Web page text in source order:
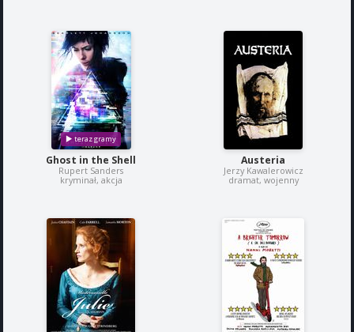
Ghost in the Shell
Rupert Sanders
kryminał, akcja
Austeria
Jerzy Kawalerowicz
dramat, wojenny